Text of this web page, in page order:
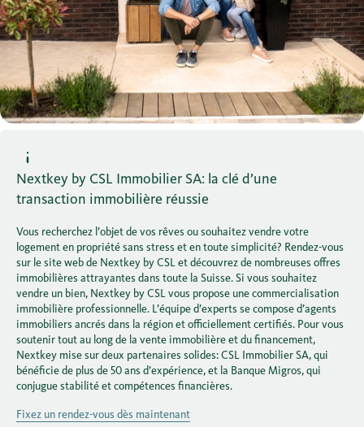
Nextkey by CSL Immobilier SA: la clé d’une
transaction immobilière réussie
Vous recherchez l’objet de vos rêves ou souhaitez vendre votre
logement en propriété sans stress et en toute simplicité? Rendez-vous
sur le site web de Nextkey by CSL et découvrez de nombreuses offres
immobilières attrayantes dans toute la Suisse. Si vous souhaitez
vendre un bien, Nextkey by CSL vous propose une commercialisation
immobilière professionnelle. L’équipe d’experts se compose d’agents
immobiliers ancrés dans la région et officiellement certifiés. Pour vous
soutenir tout au long de la vente immobilière et du financement,
Nextkey mise sur deux partenaires solides: CSL Immobilier SA, qui
bénéficie de plus de 50 ans d’expérience, et la Banque Migros, qui
conjugue stabilité et compétences financières.
Fixez un rendez-vous dès maintenant